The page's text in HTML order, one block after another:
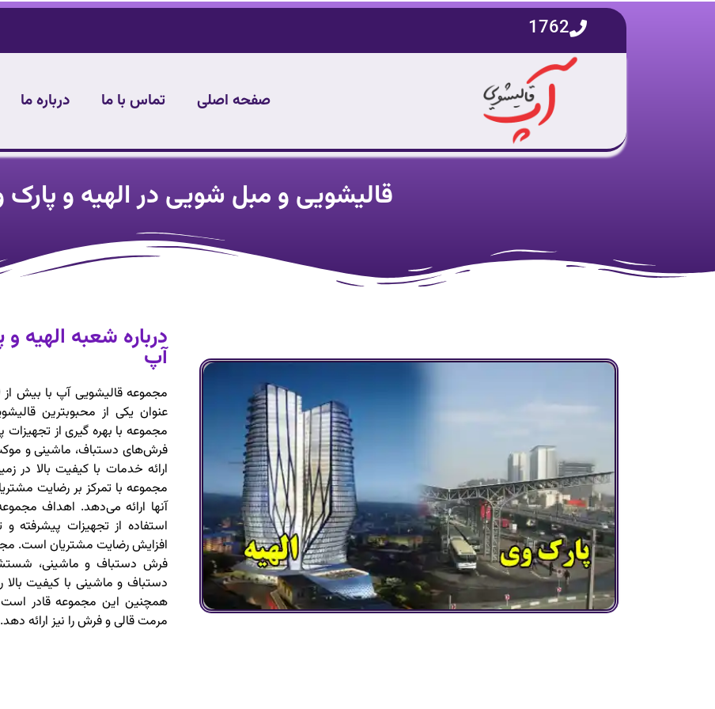
1762
صفحه اصلی تماس با ما درباره ما
قالیشویی و مبل شویی در الهیه و
درباره شعبه الهیه
آپ
عنوان یکی از محبوبترین
مجموعه با بهره ‌گیری از
فرش‌های دستباف، ماشینی و
ارائه خدمات با کیفیت بالا
مجموعه با تمرکز بر رضایت
آنها ارائه می‌دهد. اهداف
استفاده از تجهیزات
افزایش رضایت مشتریان است.
فرش دستباف و ماشینی،
دستباف و ماشینی با کیفیت
همچنین این مجموعه قادر
مرمت قالی و فرش را نیز ارائه دهد.